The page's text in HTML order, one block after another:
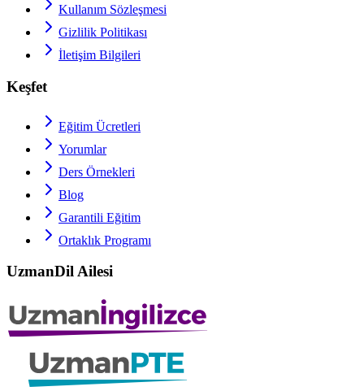
Kullanım Sözleşmesi
Gizlilik Politikası
İletişim Bilgileri
Keşfet
Eğitim Ücretleri
Yorumlar
Ders Örnekleri
Blog
Garantili Eğitim
Ortaklık Programı
UzmanDil Ailesi